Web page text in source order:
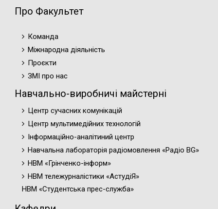
Про Факультет
Команда
Міжнародна діяльність
Проєкти
ЗМІ про нас
Навчально-виробничі майстерні
Центр сучасних комунікацій
Центр мультимедійних технологій
Інформаційно-аналітиний центр
Навчальна лабораторія радіомовлення «Радіо BG»
НВМ «Грінченко-інформ»
НВМ тележурналістики «АстудіЯ»
НВМ «Студентська прес-служба»